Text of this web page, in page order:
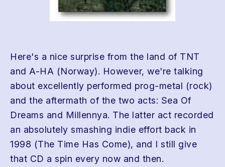
Here's a nice surprise from the land of TNT
and A-HA (Norway). However, we're talking
about excellently performed prog-metal (rock)
and the aftermath of the two acts: Sea Of
Dreams and Millennya. The latter act recorded
an absolutely smashing indie effort back in
1998 (The Time Has Come), and I still give
that CD a spin every now and then.